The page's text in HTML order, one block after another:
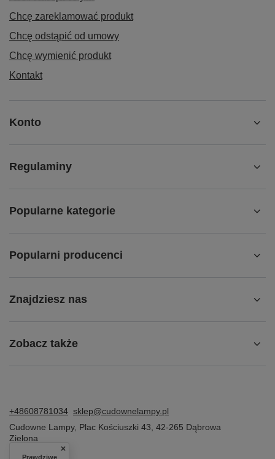
Chcę zareklamować produkt
Chcę odstąpić od umowy
Chcę wymienić produkt
Kontakt
Konto
Regulaminy
Popularne kategorie
Popularni producenci
Znajdziesz nas
Zobacz także
+48608781034 sklep@cudownelampy.pl
Cudowne Lampy, Plac Kościuszki 43 42-265 Dąbrowa
Zielona
Prawdziwe